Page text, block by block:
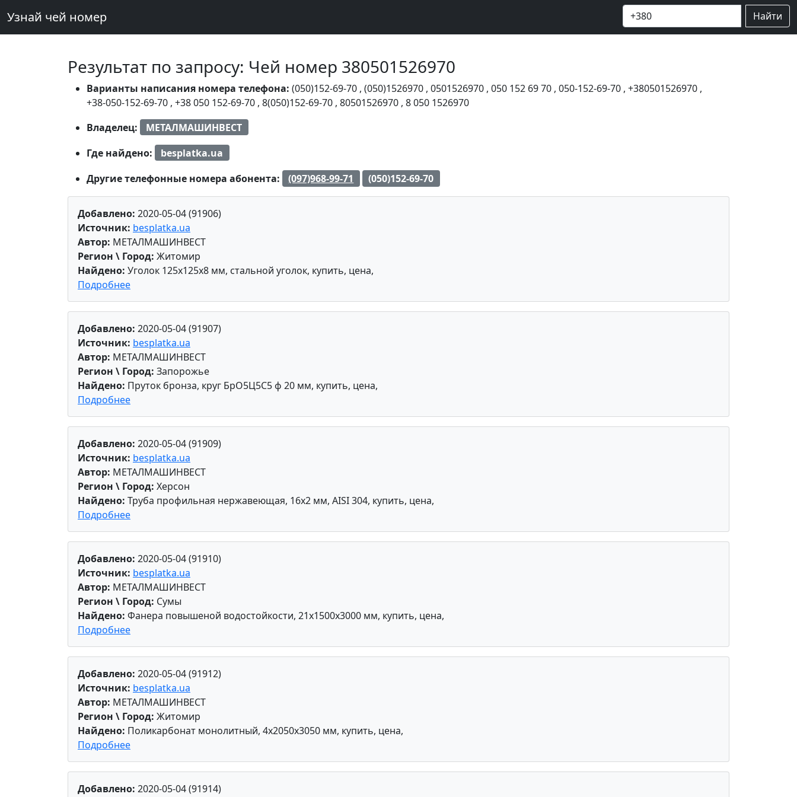
Узнай чей номер Найти
Результат по запросу: Чей номер 380501526970
Варианты написания номера телефона: (050)152-69-70 , (050)1526970 , 0501526970 , 050 152 69 70 , 050-152-69-70 , +380501526970 ,
+38-050-152-69-70 , +38 050 152-69-70 , 8(050)152-69-70 , 80501526970 , 8 050 1526970
Владелец:
МЕТАЛМАШИНВЕСТ
Где найдено:
besplatka.ua
Другие телефонные номера абонента:
(097)968-99-71 (050)152-69-70
Добавлено: 2020-05-04 (91906)
Источник: besplatka.ua
Автор: МЕТАЛМАШИНВЕСТ
Регион \ Город: Житомир
Найдено: Уголок 125х125х8 мм, стальной уголок, купить, цена,
Подробнее
Добавлено: 2020-05-04 (91907)
Источник: besplatka.ua
Автор: МЕТАЛМАШИНВЕСТ
Регион \ Город: Запорожье
Найдено: Пруток бронза, круг БрО5Ц5С5 ф 20 мм, купить, цена,
Подробнее
Добавлено: 2020-05-04 (91909)
Источник: besplatka.ua
Автор: МЕТАЛМАШИНВЕСТ
Регион \ Город: Херсон
Найдено: Труба профильная нержавеющая, 16х2 мм, AISI 304, купить, цена,
Подробнее
Добавлено: 2020-05-04 (91910)
Источник: besplatka.ua
Автор: МЕТАЛМАШИНВЕСТ
Регион \ Город: Сумы
Найдено: Фанера повышеной водостойкости, 21х1500х3000 мм, купить, цена,
Подробнее
Добавлено: 2020-05-04 (91912)
Источник: besplatka.ua
Автор: МЕТАЛМАШИНВЕСТ
Регион \ Город: Житомир
Найдено: Поликарбонат монолитный, 4х2050х3050 мм, купить, цена,
Подробнее
Добавлено: 2020-05-04 (91914)